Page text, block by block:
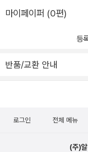
단독적이고 즉자적인 이
하는 장치로서 존재”(14
0년대 후반 이후 발표된
도 춘천시 약사동 재개발
가 작품 안에서 어떻게 미
경기 북부 지역의 기지촌
마이페이퍼 (0편)
등
반품/교환 안내
로그인 전체 메뉴
(주)